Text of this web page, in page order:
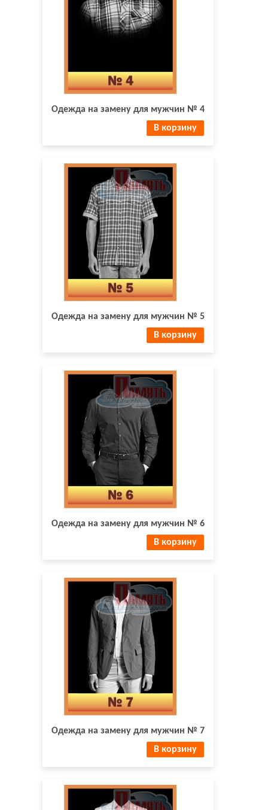
Одежда на замену для мужчин № 4
В корзину
Одежда на замену для мужчин № 5
В корзину
Одежда на замену для мужчин № 6
В корзину
Одежда на замену для мужчин № 7
В корзину